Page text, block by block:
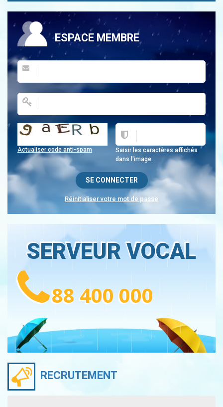
ESPACE MEMBRE
Saisir les caractères affichés
dans l'image.
Actualiser code anti-spam
Réinitialiser votre mot de passe
SERVEUR VOCAL
88 400 000
RECRUTEMENT